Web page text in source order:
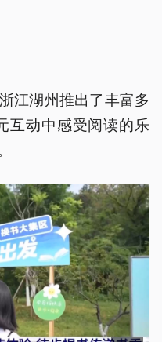
江湖州推出了丰富多
互动中感受阅读的乐